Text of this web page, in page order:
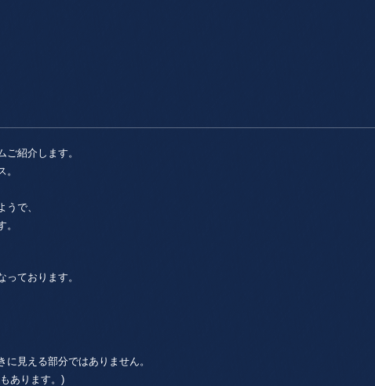
紹介します。
で、
ております。
見える部分ではありません。
あります。)